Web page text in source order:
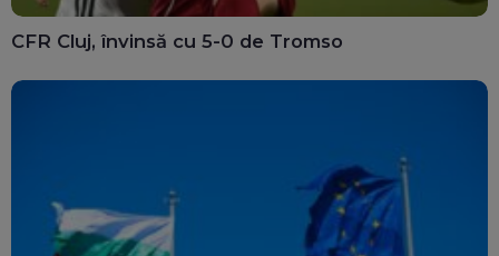
CFR Cluj, învinsă cu 5-0 de Tromso